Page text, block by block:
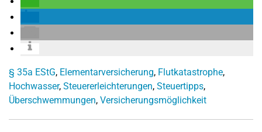
§ 35a EStG, Elementarversicherung, Flutkatastrophe,
Hochwasser, Steuererleichterungen, Steuertipps,
Überschwemmungen, Versicherungsmöglichkeit